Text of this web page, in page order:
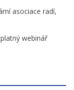
asociace radí,
webinář